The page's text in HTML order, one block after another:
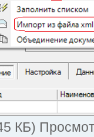
КБ)